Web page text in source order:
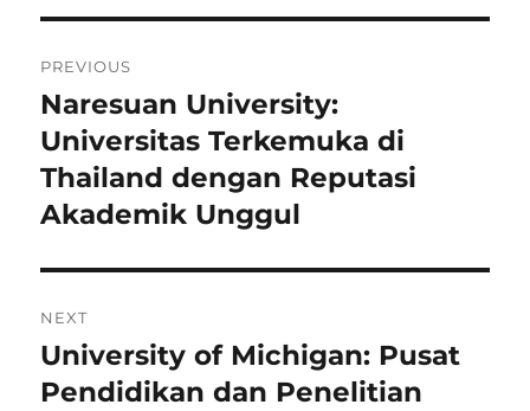
navigation
PREVIOUS
Previous
post:
Naresuan University:
Universitas Terkemuka di
Thailand dengan Reputasi
Akademik Unggul
NEXT
Next
post:
University of Michigan: Pusat
Pendidikan dan Penelitian